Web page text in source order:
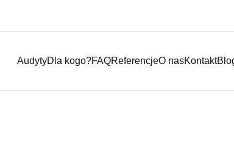
AudytyDla kogo?FAQReferencjeO nasKontakt